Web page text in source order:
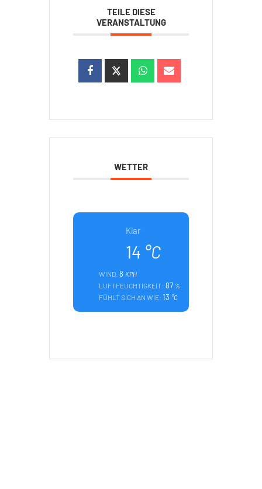
TEILE DIESE
VERANSTALTUNG
WETTER
Klar
14 °C
WIND:8 KPH
LUFTFEUCHTIGKEIT: 87 %
FÜHLT SICH AN WIE:13 °C